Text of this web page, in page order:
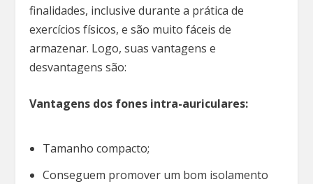
finalidades, inclusive durante a prática de
exercícios físicos, e são muito fáceis de
armazenar. Logo, suas vantagens e
desvantagens são:
Vantagens dos fones intra-auriculares:
Tamanho compacto;
Conseguem promover um bom isolamento